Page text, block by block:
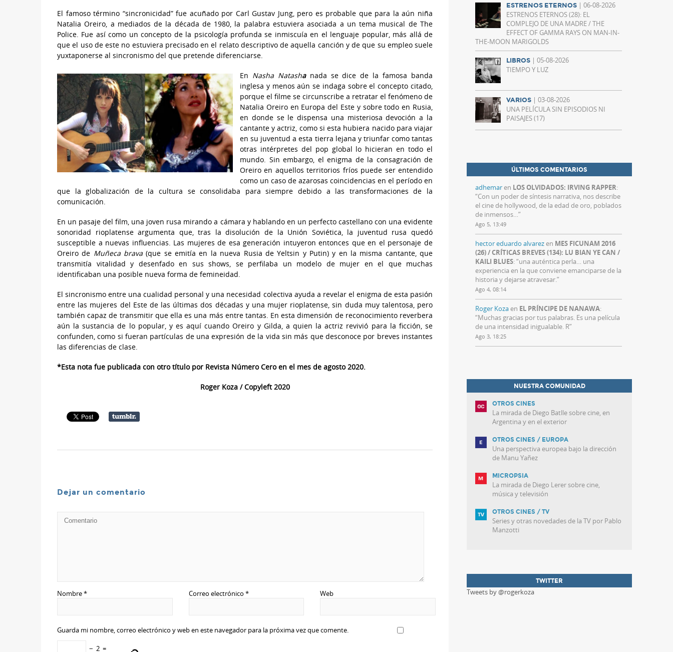
El famoso término “sincronicidad” fue acuñado por Carl Gustav Jung, pero es probable que para la aún niña
Natalia Oreiro, a mediados de la década de 1980, la palabra estuviera asociada a un tema musical de The
Police. Fue así como un concepto de la psicología profunda se inmiscuía en el lenguaje popular, más allá de
que el uso de este no estuviera precisado en el relato descriptivo de aquella canción y de que su empleo suele
yuxtaponerse al sincronismo del que pretende diferenciarse.
En Nasha Natashanada se dice de la famosa banda
inglesa y menos aún se indaga sobre el concepto citado,
porque el filme se circunscribe a retratar el fenómeno de
Natalia Oreiro en Europa del Este y sobre todo en Rusia,
en donde se le dispensa una misteriosa devoción a la
cantante y actriz, como si esta hubiera nacido para viajar
en su juventud a esta tierra lejana y triunfar como tantas
otras intérpretes del pop global lo hicieran en todo el
mundo. Sin embargo, el enigma de la consagración de
Oreiro en aquellos territorios fríos puede ser entendido
como un caso de azarosas coincidencias en el período en
que la globalización de la cultura se consolidaba para siempre debido a las transformaciones de la
comunicación.
En un pasaje del film, una joven rusa mirando a cámara y hablando en un perfecto castellano con una evidente
sonoridad rioplatense argumenta que, tras la disolución de la Unión Soviética, la juventud rusa quedó
susceptible a nuevas influencias. Las mujeres de esa generación intuyeron entonces que en el personaje de
Oreiro de Muñeca brava(que se emitía en la nueva Rusia de Yeltsin y Putin) y en la misma cantante, que
transmitía vitalidad y desenfado en sus shows, se perfilaba un modelo de mujer en el que muchas
identificaban una posible nueva forma de femineidad.
El sincronismo entre una cualidad personal y una necesidad colectiva ayuda a revelar el enigma de esta pasión
entre las mujeres del Este de las últimas dos décadas y una mujer rioplatense, sin duda muy talentosa, pero
también capaz de transmitir que ella es una más entre tantas. En esta dimensión de reconocimiento reverbera
aún la sustancia de lo popular, y es aquí cuando Oreiro y Gilda, a quien la actriz revivió para la ficción, se
confunden, como si fueran partículas de una expresión de la vida sin más que desconoce por breves instantes
las diferencias de clase.
*Esta nota fue publicada con otro título por Revista Número Cero en el mes de agosto 2020.
Roger Koza / Copyleft 2020
Dejar un comentario
Nombre* Correo electrónico * Web
Guarda mi nombre, correo electrónico y web en este navegador para la próxima vez que comente.
− 2 =
ESTRENOS ETERNOS | 06-08-2026
ESTRENOS ETERNOS (28): EL
COMPLEJO DE UNA MADRE / THE
EFFECT OF GAMMA RAYS ON MAN-IN-
THE-MOON MARIGOLDS
LIBROS | 05-08-2026
TIEMPO Y LUZ
VARIOS | 03-08-2026
UNA PELÍCULA SIN EPISODIOS NI
PAISAJES (17)
ÚLTIMOS COMENTARIOS
adhemaren LOS OLVIDADOS: IRVING RAPPER:
“Con un poder de síntesis narrativa, nos describe
el cine de hollywood, de la edad de oro, poblados
de inmensos…”
Ago 5, 13:49
hector eduardo alvarezen MES FICUNAM 2016
(26) / CRÍTICAS BREVES (134): LU BIAN YE CAN /
KAILI BLUES: “una auténtica perla… una
experiencia en la que conviene emanciparse de la
historia y dejarse atravesar.”
Ago 4, 08:14
Roger Kozaen EL PRÍNCIPE DE NANAWA:
“Muchas gracias por tus palabras. Es una película
de una intensidad inigualable. R”
Ago 3, 18:25
NUESTRA COMUNIDAD
OTROS CINES
La mirada de Diego Batlle sobre cine, en
Argentina y en el exterior
OTROS CINES / EUROPA
Una perspectiva europea bajo la dirección
de Manu Yañez
MICROPSIA
La mirada de Diego Lerer sobre cine,
música y televisión
OTROS CINES / TV
Series y otras novedades de la TV por Pablo
Manzotti
TWITTER
Tweets by @rogerkoza